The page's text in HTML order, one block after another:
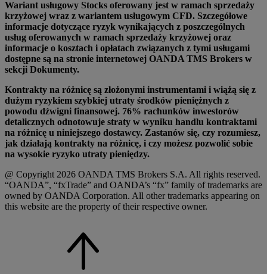
Wariant usługowy Stocks oferowany jest w ramach sprzedaży
krzyżowej wraz z wariantem usługowym CFD. Szczegółowe
informacje dotyczące ryzyk wynikających z poszczególnych
usług oferowanych w ramach sprzedaży krzyżowej oraz
informacje o kosztach i opłatach związanych z tymi usługami
dostępne są na stronie internetowej OANDA TMS Brokers w
sekcji Dokumenty.
Kontrakty na różnicę są złożonymi instrumentami i wiążą się z
dużym ryzykiem szybkiej utraty środków pieniężnych z
powodu dźwigni finansowej. 76% rachunków inwestorów
detalicznych odnotowuje straty w wyniku handlu kontraktami
na różnicę u niniejszego dostawcy. Zastanów się, czy rozumiesz,
jak działają kontrakty na różnicę, i czy możesz pozwolić sobie
na wysokie ryzyko utraty pieniędzy.
@ Copyright 2026 OANDA TMS Brokers S.A. All rights reserved.
“OANDA”, “fxTrade” and OANDA’s “fx” family of trademarks are
owned by OANDA Corporation. All other trademarks appearing on
this website are the property of their respective owner.